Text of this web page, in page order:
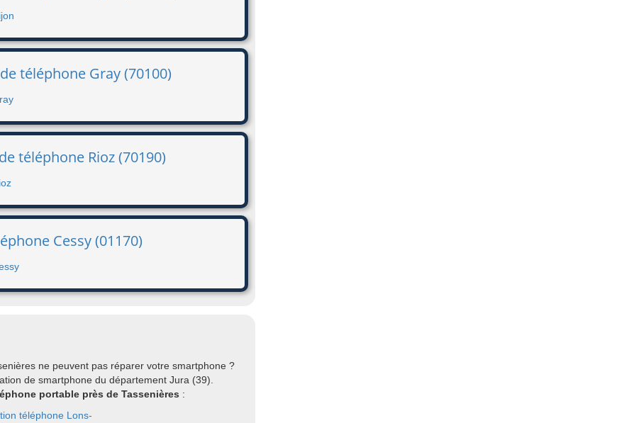
téléphone Gray (70100)
téléphone Rioz (70190)
Cessy (01170)
ne peuvent pas réparer votre smartphone ?
de smartphone du département Jura (39).
portable près de Tassenières :
téléphone Lons-